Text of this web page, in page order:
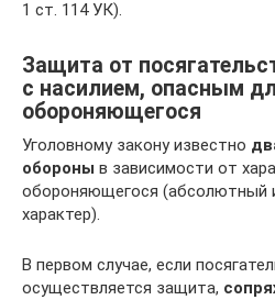
1 ст. 114 УК).
Защита от
с насилием, опасным
обороняющегося
Уголовному закону известно
обороны в зависимости от
обороняющегося (абсолютный
характер).
В первом случае, если
осуществляется защита,